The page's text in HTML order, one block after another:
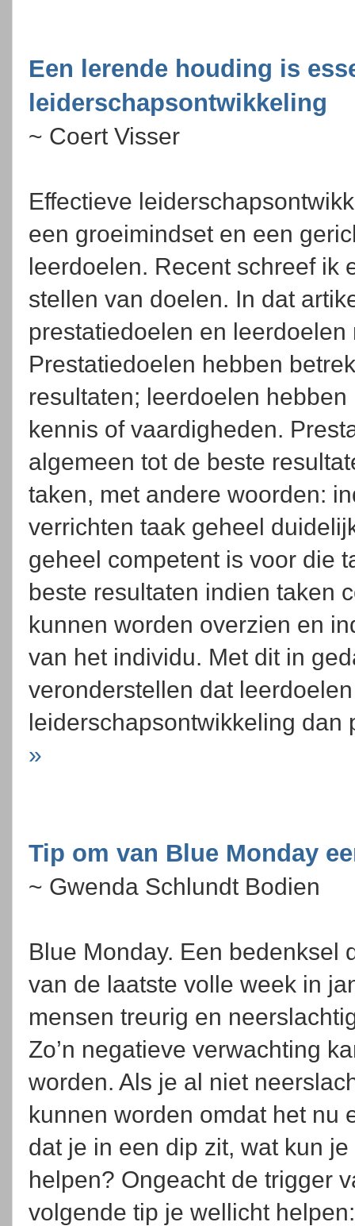
Een lerende houding is
leiderschapsontwikkeling
~ Coert Visser
Effectieve
een groeimindset en een
leerdoelen. Recent schreef ik
stellen van doelen. In dat
prestatiedoelen en
Prestatiedoelen hebben
resultaten; leerdoelen
kennis of vaardigheden.
algemeen tot de beste
taken, met andere woorden:
verrichten taak geheel
geheel competent is voor die
beste resultaten indien taken
kunnen worden overzien en
van het individu. Met dit in
veronderstellen dat
leiderschapsontwikkeling
»
Tip om van Blue Monday
~ Gwenda Schlundt Bodien
Blue Monday. Een bedenksel
van de laatste volle week in
mensen treurig en
Zo’n negatieve verwachting
worden. Als je al niet
kunnen worden omdat het nu
dat je in een dip zit, wat kun
helpen? Ongeacht de trigger
volgende tip je wellicht